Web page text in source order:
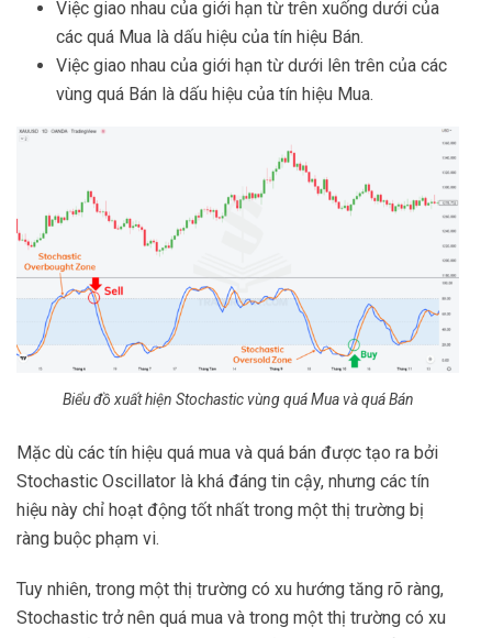
Việc giao nhau của giới hạn từ trên xuống dưới của
các quá Mua là dấu hiệu của tín hiệu Bán.
Việc giao nhau của giới hạn từ dưới lên trên của các
vùng quá Bán là dấu hiệu của tín hiệu Mua.
Biểu đồ xuất hiện Stochastic vùng quá Mua và quá Bán
Mặc dù các tín hiệu quá mua và quá bán được tạo ra bởi
Stochastic Oscillator là khá đáng tin cậy, nhưng các tín
hiệu này chỉ hoạt động tốt nhất trong một thị trường bị
ràng buộc phạm vi.
Tuy nhiên, trong một thị trường có xu hướng tăng rõ ràng,
Stochastic trở nên quá mua và trong một thị trường có xu